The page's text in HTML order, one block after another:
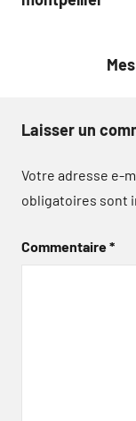
Laisser un
Votre adresse e-
obligatoires sont
Commentaire*